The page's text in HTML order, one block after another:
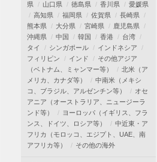
県
山口県 徳島県 香川県
愛媛県
高知県
福岡県 佐賀県
長崎県
熊本県
大分県 宮崎県
鹿児島県
沖縄県
中国 韓国 香港
台湾
タイ
シンガポール
インドネシア
フィリピン
インド
その他アジア
（ベトナム、ミャンマー等）
北米（ア
メリカ、カナダ等）
中南米（メキシ
コ、ブラジル、アルゼンチン等）
オセ
アニア（オーストラリア、ニュージーラ
ンド等）
ヨーロッパ（イギリス、フラ
ンス、ドイツ、ロシア等）
中近東・ア
フリカ（モロッコ、エジプト、UAE、南
アフリカ等）
その他の海外